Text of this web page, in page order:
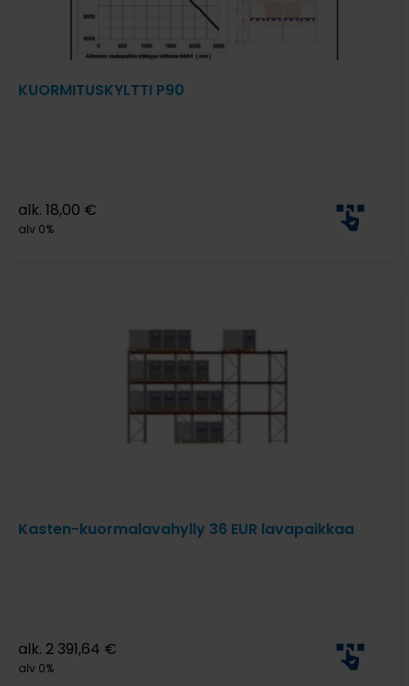
KUORMITUSKYLTTI P90
alk. 18,00 €
alv 0%
Kasten-kuormalavahylly 36 EUR lavapaikkaa
alk. 2 391,64 €
alv 0%